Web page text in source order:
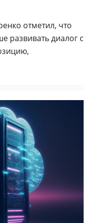
отметил, что
развивать диалог с